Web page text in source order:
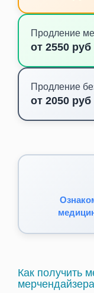
Продление
от 2550 руб
Продление
от 2050 руб
Как получить